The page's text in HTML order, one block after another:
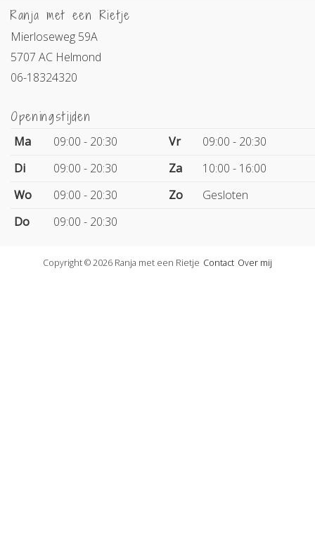
Ranja met een Rietje
Mierloseweg 59A
5707 AC Helmond
06-18324320
Openingstijden
Ma 09:00 - 20:30 Vr
09:00 - 20:30
Di
09:00 - 20:30 Za
10:00 - 16:00
Wo
09:00 - 20:30 Zo
Gesloten
Do
09:00 - 20:30
Copyright © 2026 Ranja met een Rietje Contact Over mij